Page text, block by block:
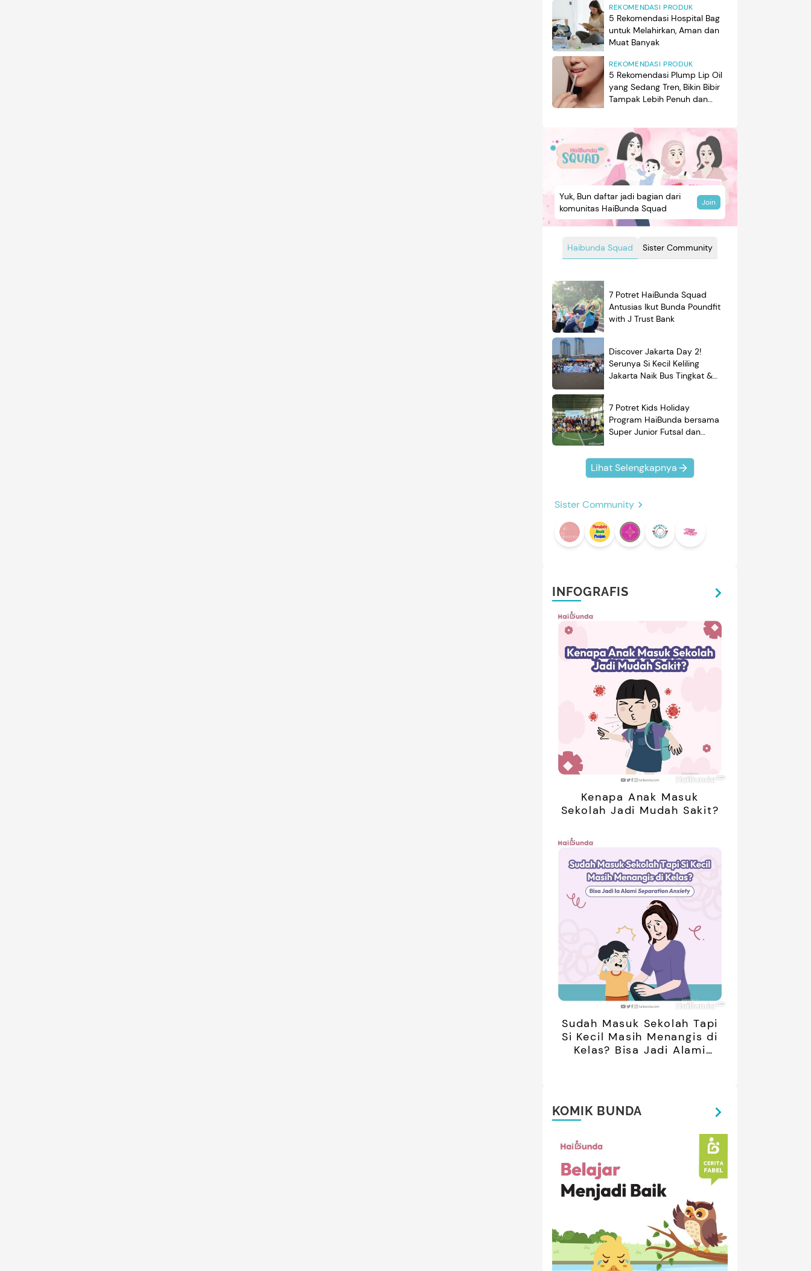
REKOMENDASI PRODUK
5 Rekomendasi Hospital Bag
untuk Melahirkan, Aman dan
Muat Banyak
REKOMENDASI PRODUK
5 Rekomendasi Plump Lip Oil
yang Sedang Tren, Bikin Bibir
Tampak Lebih Penuh dan
Haibunda Squad Sister Community
Yuk, Bun daftar jadi bagian dari
komunitas HaiBunda Squad
Join
7 Potret HaiBunda Squad
Antusias Ikut Bunda Poundfit
with J Trust Bank
Discover Jakarta Day 2!
Serunya Si Kecil Keliling
Jakarta Naik Bus Tingkat &
7 Potret Kids Holiday
Program HaiBunda bersama
Super Junior Futsal dan
Kompak Banget!
Lihat Selengkapnya
Sister Community
INFOGRAFIS
Kenapa Anak Masuk
Sekolah Jadi Mudah Sakit?
Sudah Masuk Sekolah Tapi
Si Kecil Masih Menangis di
Kelas? Bisa Jadi Alami
KOMIK BUNDA